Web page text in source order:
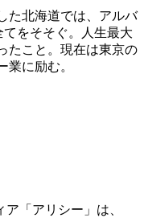
た北海道では、アルバ
をそそぐ。人生最大
たこと。現在は東京の
業に励む。
「アリシー」は、